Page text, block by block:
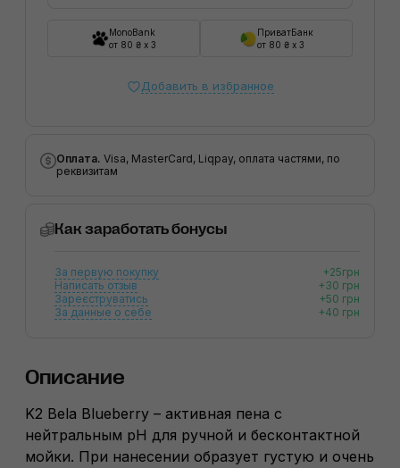
MonoBank
от 80 ₴ x 3
ПриватБанк
от 80 ₴ x 3
Добавить в избранное
Оплата. Visa, MasterCard, Liqpay, оплата частями, по
реквизитам
Как заработать бонусы
За первую покупку
+25грн
Написать отзыв
+30 грн
Зареєструватись
+50 грн
За данные о себе
+40 грн
Описание
K2 Bela Blueberry – активная пена с
нейтральным pH для ручной и бесконтактной
мойки. При нанесении образует густую и очень